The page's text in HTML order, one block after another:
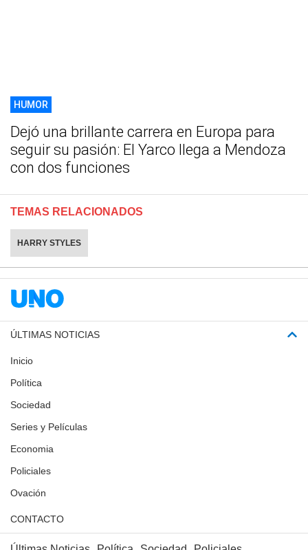
HUMOR
Dejó una brillante carrera en Europa para
seguir su pasión: El Yarco llega a Mendoza
con dos funciones
TEMAS RELACIONADOS
HARRY STYLES
ÚLTIMAS NOTICIAS
Inicio
Política
Sociedad
Series y Películas
Economia
Policiales
Ovación
CONTACTO